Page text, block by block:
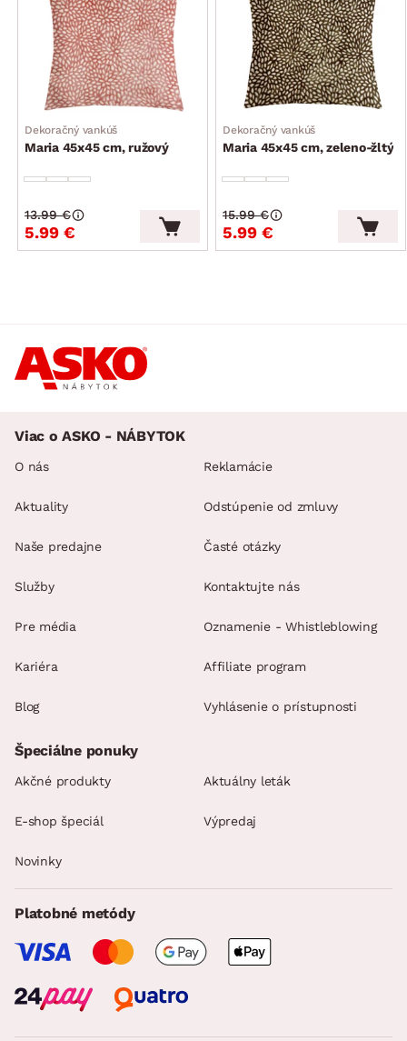
Dekoračný vankúš
Maria 45x45 cm, ružový
5.99 €
13.99 €
Dekoračný vankúš
Maria 45x45 cm, zeleno-žltý
5.99 €
15.99 €
Viac o ASKO - NÁBYTOK
O nás
Aktuality
Naše predajne
Služby
Pre média
Kariéra
Blog
Reklamácie
Odstúpenie od zmluvy
Časté otázky
Kontaktujte nás
Oznamenie - Whistleblowing
Affiliate program
Vyhlásenie o prístupnosti
Špeciálne ponuky
Akčné produkty Aktuálny leták
E-shop špeciál Výpredaj
Novinky
Platobné metódy